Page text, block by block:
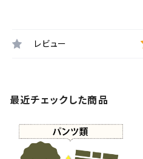
レビュー
最近チェックした商品